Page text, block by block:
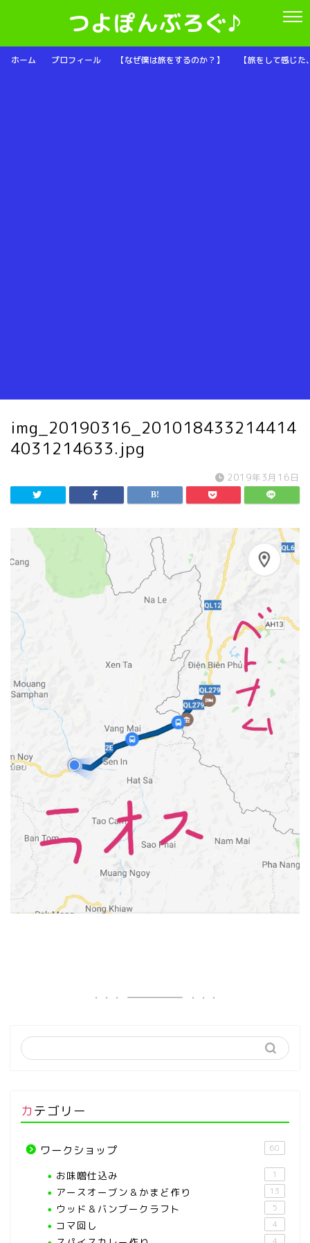
つよぽんぶろぐ♪
ホーム プロフィール 【なぜ僕は旅をするのか？】 【旅をして感じ
img_20190316_201018433214414
4031214633.jpg
2019年3月16日
カテゴリー
ワークショップ 60
お味噌仕込み 1
アースオーブン＆かまど作り 13
ウッド＆バンブークラフト 5
コマ回し 4
4